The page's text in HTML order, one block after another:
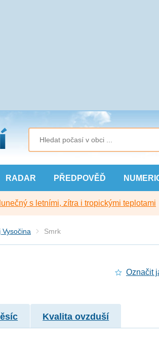
RADAR PŘEDPOVĚĎ
s letními, zítra i tropickými teplotami
Vysočina Smrk
Označit
Kvalita ovzduší